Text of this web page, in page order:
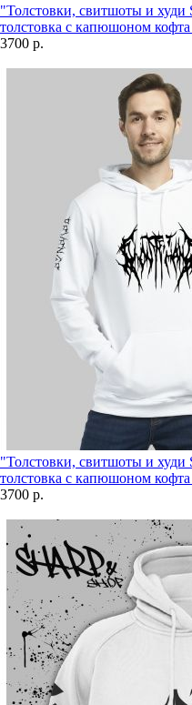
"Толстовки, свитшоты и
толстовка с капюшоном
3700 р.
"Толстовки, свитшоты и
толстовка с капюшоном
3700 р.